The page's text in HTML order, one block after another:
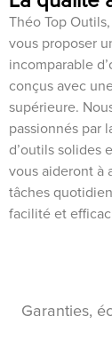
Théo Top
vous proposer
incomparable
conçus avec
supérieure.
passionnés par
d’outils solides
vous aideront à
tâches
facilité et
Garanties,